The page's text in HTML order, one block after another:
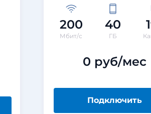
200
Мбит/с
40
ГБ
0 руб/мес
Подключить